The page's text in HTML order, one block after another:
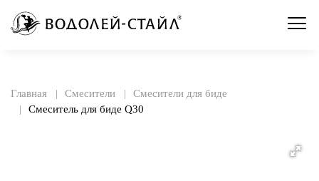
Главная Смесители
Смесители для биде
Смеситель для биде Q30